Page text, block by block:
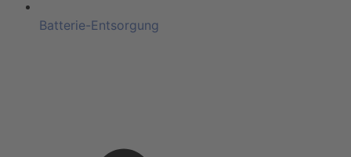
Batterie-Entsorgung